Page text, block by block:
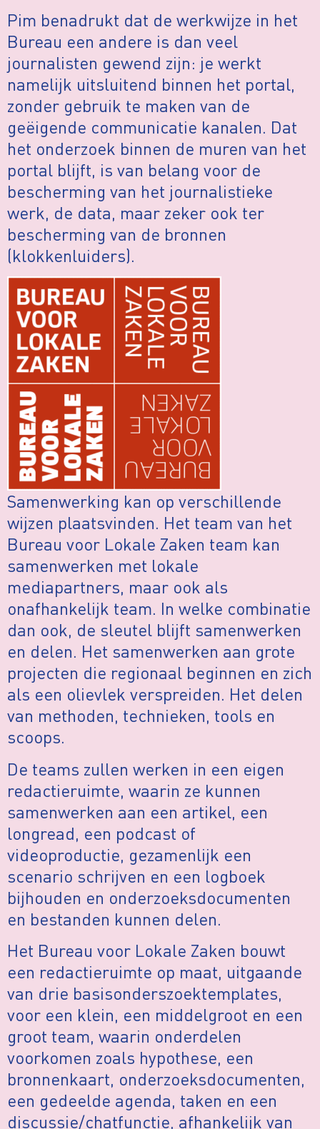
Pim benadrukt dat de werkwijze in het
Bureau een andere is dan veel
journalisten gewend zijn: je werkt
namelijk uitsluitend binnen het portal,
zonder gebruik te maken van de
geëigende communicatie kanalen. Dat
het onderzoek binnen de muren van het
portal blijft, is van belang voor de
bescherming van het journalistieke
werk, de data, maar zeker ook ter
bescherming van de bronnen
(klokkenluiders).
Samenwerking kan op verschillende
wijzen plaatsvinden. Het team van het
Bureau voor Lokale Zaken team kan
samenwerken met lokale
mediapartners, maar ook als
onafhankelijk team. In welke combinatie
dan ook, de sleutel blijft samenwerken
en delen. Het samenwerken aan grote
projecten die regionaal beginnen en zich
als een olievlek verspreiden. Het delen
van methoden, technieken, tools en
scoops.
De teams zullen werken in een eigen
redactieruimte, waarin ze kunnen
samenwerken aan een artikel, een
longread, een podcast of
videoproductie, gezamenlijk een
scenario schrijven en een logboek
bijhouden en onderzoeksdocumenten
en bestanden kunnen delen.
Het Bureau voor Lokale Zaken bouwt
een redactieruimte op maat, uitgaande
van drie basisonderszoektemplates,
voor een klein, een middelgroot en een
groot team, waarin onderdelen
voorkomen zoals hypothese, een
bronnenkaart, onderzoeksdocumenten,
een gedeelde agenda, taken en een
discussie/chatfunctie, afhankelijk van